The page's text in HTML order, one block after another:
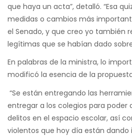
que haya un acta”, detalló. “Esa
medidas o cambios más
el Senado, y que creo yo también
legítimas que se habían dado
En palabras de la ministra, lo
modificó la esencia de la
“Se están entregando las
entregar a los colegios para poder
delitos en el espacio escolar, así
violentos que hoy día están dando